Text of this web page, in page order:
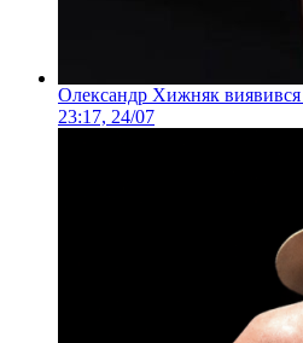
Олександр Хижняк
23:17, 24/07